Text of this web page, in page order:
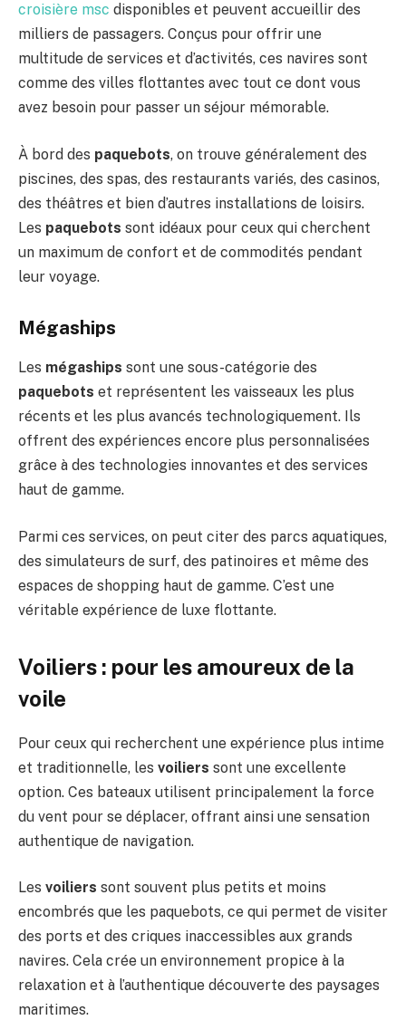
croisière msc disponibles et peuvent accueillir des
milliers de passagers. Conçus pour offrir une
multitude de services et d’activités, ces navires sont
comme des villes flottantes avec tout ce dont vous
avez besoin pour passer un séjour mémorable.
À bord des paquebots, on trouve généralement des
piscines, des spas, des restaurants variés, des casinos,
des théâtres et bien d’autres installations de loisirs.
Les paquebots sont idéaux pour ceux qui cherchent
un maximum de confort et de commodités pendant
leur voyage.
Mégaships
Les mégaships sont une sous-catégorie des
paquebots et représentent les vaisseaux les plus
récents et les plus avancés technologiquement. Ils
offrent des expériences encore plus personnalisées
grâce à des technologies innovantes et des services
haut de gamme.
Parmi ces services, on peut citer des parcs aquatiques,
des simulateurs de surf, des patinoires et même des
espaces de shopping haut de gamme. C’est une
véritable expérience de luxe flottante.
Voiliers : pour les amoureux de la
voile
Pour ceux qui recherchent une expérience plus intime
et traditionnelle, les voiliers sont une excellente
option. Ces bateaux utilisent principalement la force
du vent pour se déplacer, offrant ainsi une sensation
authentique de navigation.
Les voiliers sont souvent plus petits et moins
encombrés que les paquebots, ce qui permet de visiter
des ports et des criques inaccessibles aux grands
navires. Cela crée un environnement propice à la
relaxation et à l’authentique découverte des paysages
maritimes.